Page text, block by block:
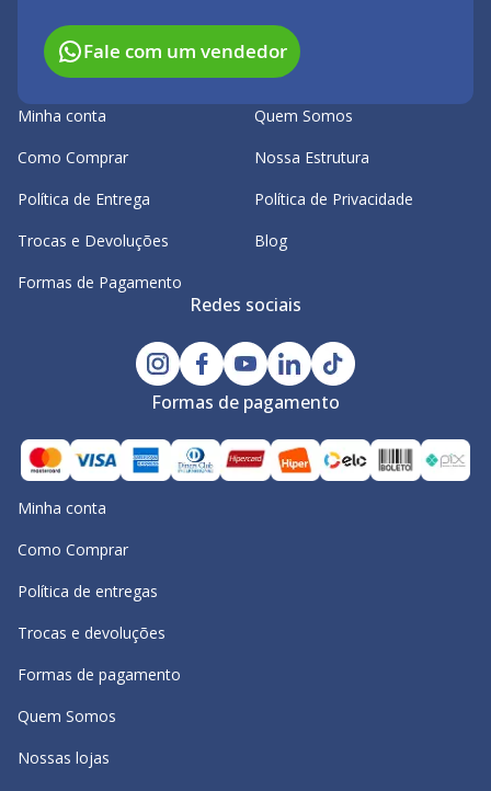
Fale com um vendedor
Minha conta
Como Comprar
Política de Entrega
Trocas e Devoluções
Formas de Pagamento
Quem Somos
Nossa Estrutura
Política de Privacidade
Blog
Redes sociais
Formas de pagamento
Minha conta
Como Comprar
Política de entregas
Trocas e devoluções
Formas de pagamento
Quem Somos
Nossas lojas